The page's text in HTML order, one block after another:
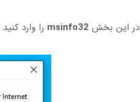
در این بخش msinfo32 را وارد